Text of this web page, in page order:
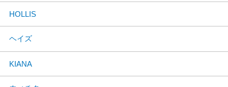
HOLLIS
ヘイズ
KIANA